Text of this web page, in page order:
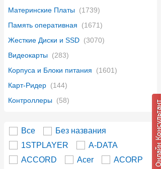
Материнские Платы (1739)
Память оперативная
(1671)
Жесткие Диски и SSD (3070)
Видеокарты (283)
Корпуса и Блоки питания
(1601)
Карт-Ридер (144)
Контроллеры (58)
Все
Без названия
1STPLAYER
A-DATA
ACCORD
Acer
ACORP